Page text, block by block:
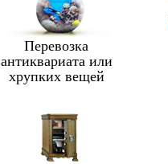
Перевозка
антиквариата или
хрупких вещей